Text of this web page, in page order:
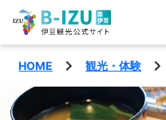
伊豆半島を知る
伊豆のみどころ
HOME 観光・体験